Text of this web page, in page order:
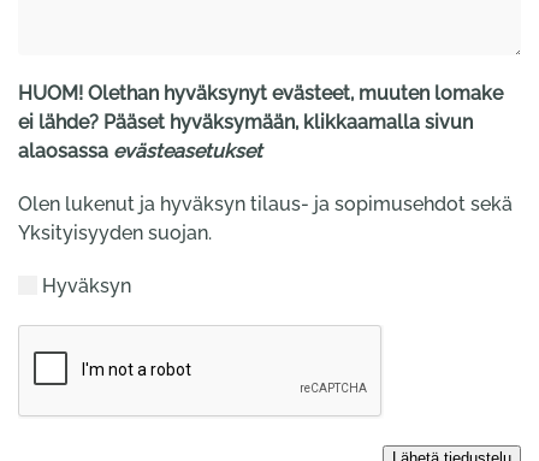
HUOM! Olethan hyväksynyt evästeet, muuten lomake
ei lähde? Pääset hyväksymään, klikkaamalla sivun
alaosassa evästeasetukset
Olen lukenut ja hyväksyn tilaus- ja sopimusehdot sekä
Yksityisyyden suojan.
Hyväksyn